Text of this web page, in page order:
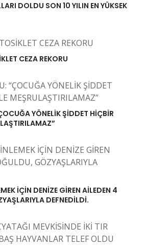
DOLDU SON 10 YILIN EN YÜKSEK
CEZA REKORU
YÖNELİK ŞİDDET HİÇBİR
İÇİN DENİZE GİREN AİLEDEN 4
DEFNEDİLDİ.